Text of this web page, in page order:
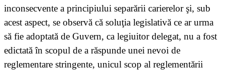
inconsecvente a principiului separării carierelor şi, sub
acest aspect, se observă că soluţia legislativă ce ar urma
să fie adoptată de Guvern, ca legiuitor delegat, nu a fost
edictată în scopul de a răspunde unei nevoi de
reglementare stringente, unicul scop al reglementării